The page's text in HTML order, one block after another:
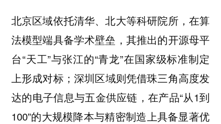
北京区域依托清华、北大等科研院所，在算
法模型端具备学术壁垒，其推出的开源母平
台“天工”与张江的“青龙”在国家级标准制定
上形成对标；深圳区域则凭借珠三角高度发
达的电子信息与五金供应链，在产品“从1到
100”的大规模降本与精密制造上具备显著优